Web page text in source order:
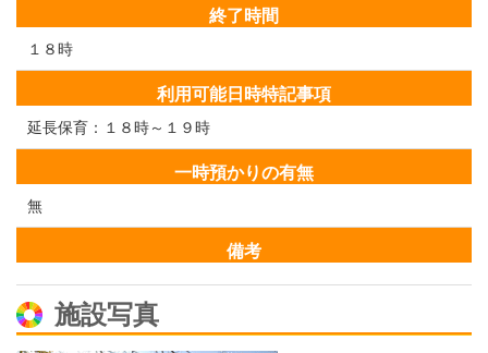
終了時間
１８時
利用可能日時特記事項
延長保育：１８時～１９時
一時預かりの有無
無
備考
施設写真